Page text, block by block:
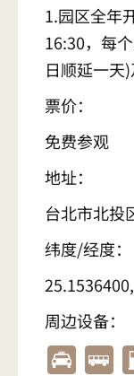
1.园区全年
16:30，每
日顺延一天)
票价：
免费参观
地址：
台北市北投
纬度/经度：
周边设备：